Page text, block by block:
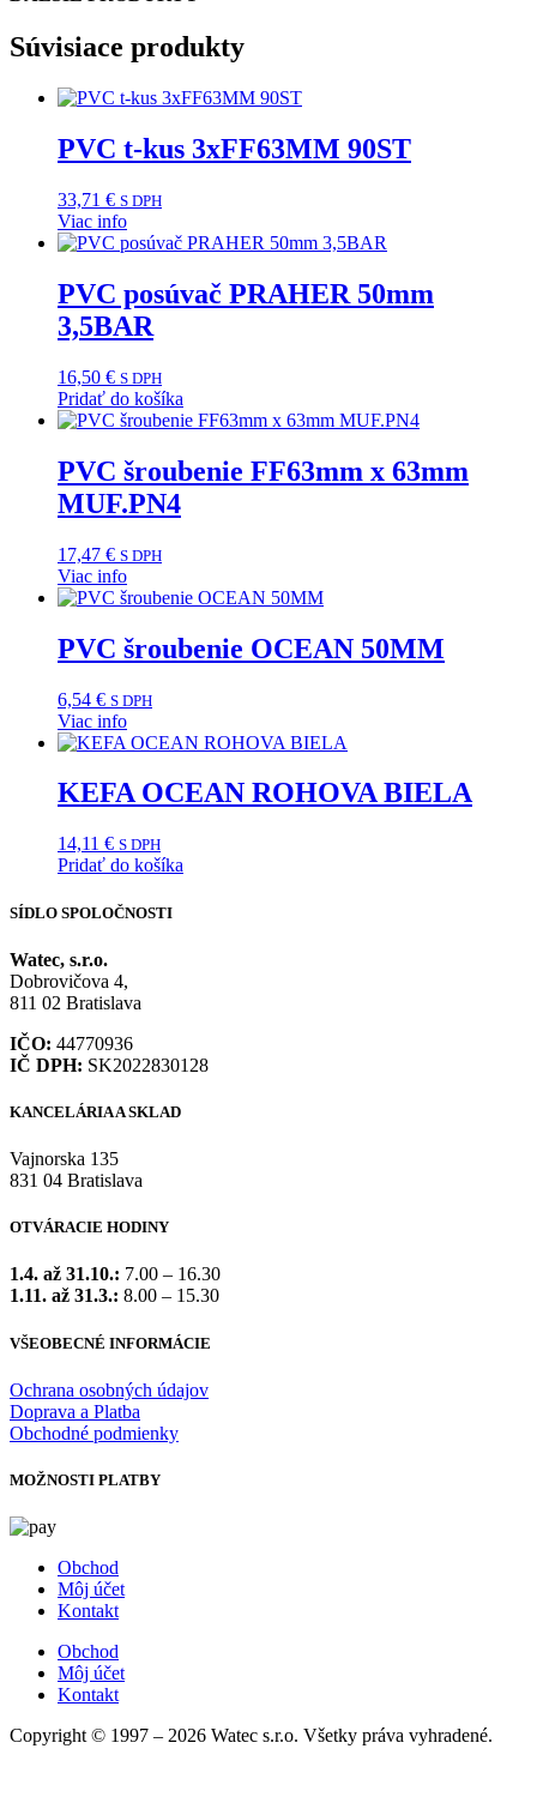
Súvisiace produkty
PVC t-kus 3xFF63MM 90ST
33,71 € S DPH
Viac info
PVC posúvač PRAHER 50mm
3,5BAR
16,50 € S DPH
Pridať do košíka
PVC šroubenie FF63mm x 63mm
MUF.PN4
17,47 € S DPH
Viac info
PVC šroubenie OCEAN 50MM
6,54 € S DPH
Viac info
KEFA OCEAN ROHOVA BIELA
14,11 € S DPH
Pridať do košíka
SÍDLO SPOLOČNOSTI
Watec, s.r.o.
Dobrovičova 4,
811 02 Bratislava
IČO: 44770936
IČ DPH: SK2022830128
KANCELÁRIA A SKLAD
Vajnorska 135
831 04 Bratislava
OTVÁRACIE HODINY
1.4. až 31.10.: 7.00 – 16.30
1.11. až 31.3.: 8.00 – 15.30
VŠEOBECNÉ INFORMÁCIE
Ochrana osobných údajov
Doprava a Platba
Obchodné podmienky
MOŽNOSTI PLATBY
Obchod
Môj účet
Kontakt
Obchod
Môj účet
Kontakt
Copyright © 1997 – 2026 Watec s.r.o. Všetky práva vyhradené.